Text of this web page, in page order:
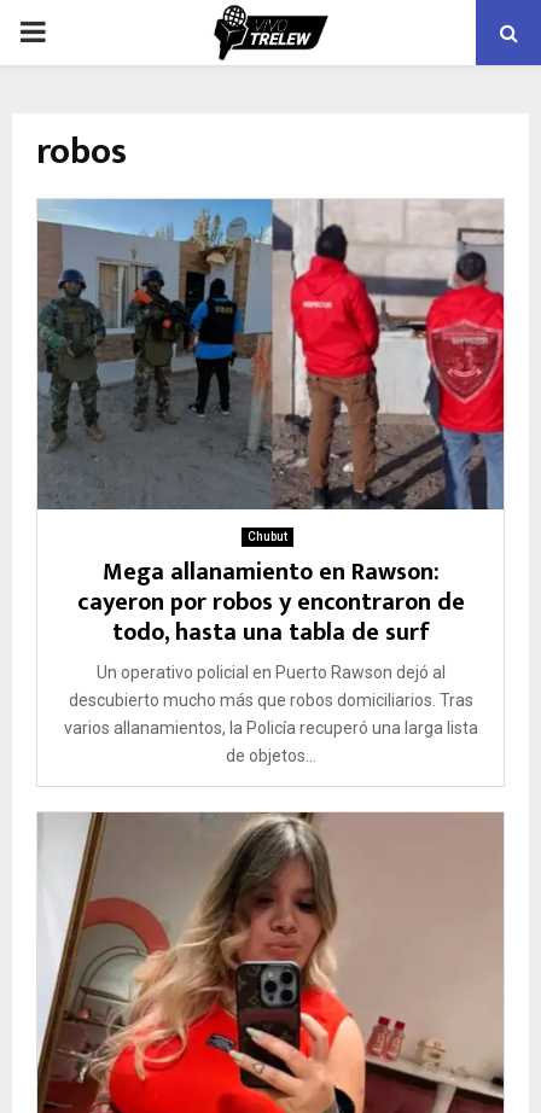
PRIMARY
robos
Chubut
Mega allanamiento en Rawson:
cayeron por robos y encontraron de
todo, hasta una tabla de surf
Un operativo policial en Puerto Rawson dejó al
descubierto mucho más que robos domiciliarios. Tras
varios allanamientos, la Policía recuperó una larga lista
de objetos...